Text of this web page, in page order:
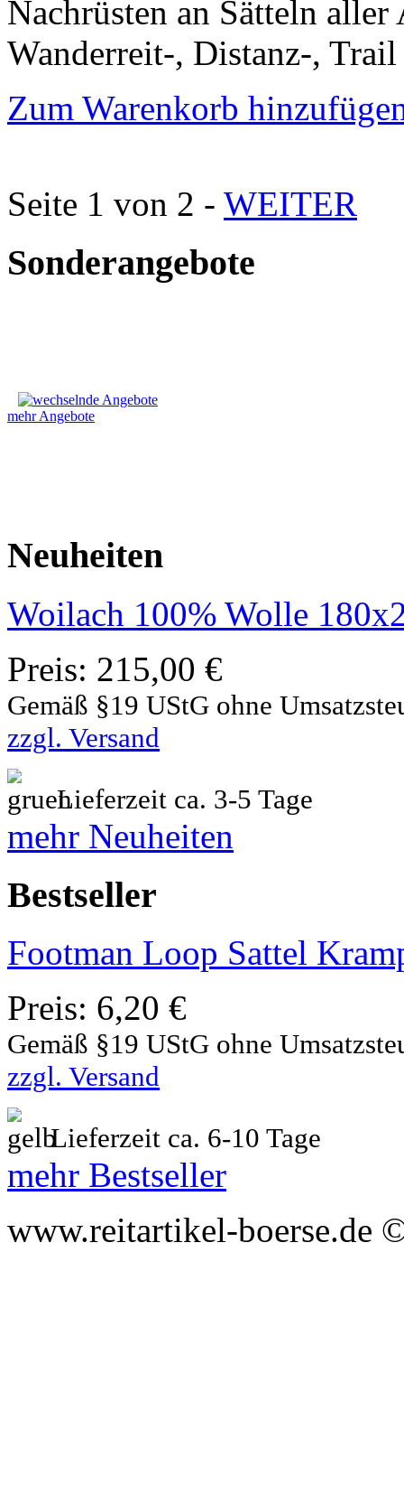
Nachrüsten an Sätteln
Wanderreit-, Distanz-,
Zum Warenkorb
Seite 1 von 2 - WEITER
Sonderangebote
mehr Angebote
Neuheiten
Woilach 100% Wolle
Preis: 215,00 €
Gemäß §19 UStG ohne
zzgl. Versand
Lieferzeit ca. 3-5 Tage
mehr Neuheiten
Bestseller
Footman Loop Sattel
Preis: 6,20 €
Gemäß §19 UStG ohne
zzgl. Versand
Lieferzeit ca. 6-10 Tage
mehr Bestseller
www.reitartikel-boerse.de